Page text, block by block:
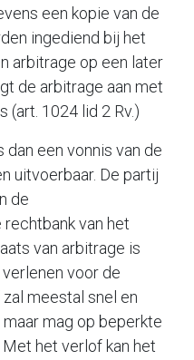
een kopie van de
ingediend bij het
arbitrage op een later
de arbitrage aan met
(art. 1024 lid 2 Rv.)
dan een vonnis van de
uitvoerbaar. De partij
de
van het
van arbitrage is
voor de
meestal snel en
mag op beperkte
het verlof kan het